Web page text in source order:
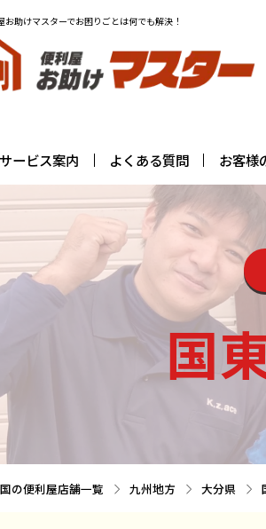
お助けマスターでお困りごとは何でも解決！
サービス案内 よくある質問 お客様
国
の便利屋店舗一覧 九州地方 大分県